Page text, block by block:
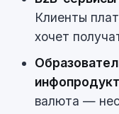
Клиенты
хочет
валюта —